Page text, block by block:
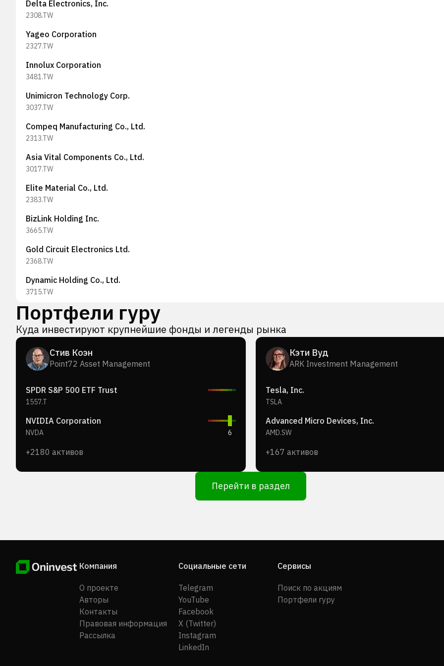
Delta Electronics, Inc.
2308.TW
Yageo Corporation
2327.TW
Innolux Corporation
3481.TW
Unimicron Technology Corp.
3037.TW
Compeq Manufacturing Co., Ltd.
2313.TW
Asia Vital Components Co., Ltd.
3017.TW
Elite Material Co., Ltd.
2383.TW
BizLink Holding Inc.
3665.TW
Gold Circuit Electronics Ltd.
2368.TW
Dynamic Holding Co., Ltd.
3715.TW
Jentech Precision Industrial Co., Ltd
3653.TW
6274.TWO
EZconn Corporation
United Integrated Services Co., Ltd.
AUO Corporation
2360.TW
Unitech Printed Circuit Board Corp.
King Slide Works Co., Ltd.
Портфели гуру
Куда инвестируют крупнейшие фонды и легенды рынка
Стив Коэн
Point72 Asset Management
SPDR S&P 500 ETF Trust
1557.T
NVIDIA Corporation
NVDA 6
+2180 активов
Кэти Вуд
ARK Investment Management
Tesla, Inc.
TSLA
Advanced Micro Devices, Inc.
AMD.SW
+167 активов
Перейти в раздел
Компания
О проекте
Авторы
Контакты
Правовая информация
Рассылка
Социальные сети
Telegram
YouTube
Facebook
X (Twitter)
Instagram
LinkedIn
Сервисы
Поиск по акциям
Портфели гуру